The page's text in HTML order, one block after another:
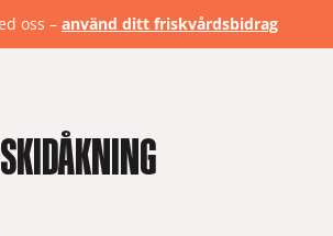
oss – använd ditt friskvårdsbidrag
SKIDÅKNING